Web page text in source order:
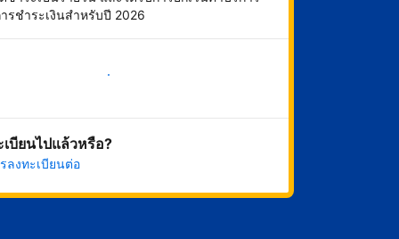
รชำระเงินสำหรับปี 2026
เริ่มดำเนินการเลย
เบียนไปแล้วหรือ?
ลงทะเบียนต่อ